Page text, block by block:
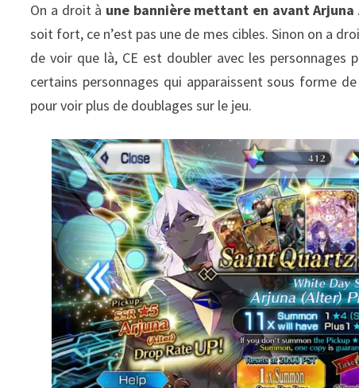
On a droit à une bannière mettant en avant Arjuna
soit fort, ce n’est pas une de mes cibles. Sinon on a
de voir que là, CE est doubler avec les personnages
certains personnages qui apparaissent sous forme de
pour voir plus de doublages sur le jeu.